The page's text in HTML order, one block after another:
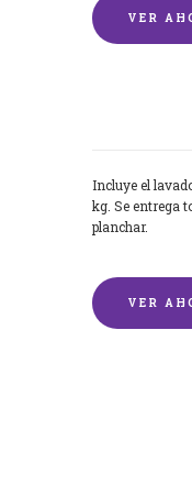
VER
Incluye el
kg. Se entrega
planchar.
VER